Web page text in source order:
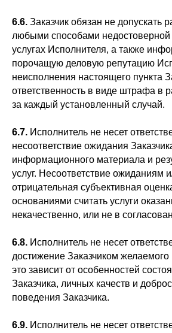
6.6. Заказчик обязан не допускать
любыми способами
услугах Исполнителя, а также
порочащую деловую репутацию
неисполнения настоящего пункта
ответственность в виде штрафа в
за каждый установленный случай.
6.7. Исполнитель не несет
несоответствие ожидания
информационного материала и
услуг. Несоответствие ожиданиям
отрицательная субъективная
основаниями считать услуги
некачественно, или не в
6.8. Исполнитель не несет
достижение Заказчиком желаемого
это зависит от особенностей
Заказчика, личных качеств и
поведения Заказчика.
6.9. Исполнитель не несет